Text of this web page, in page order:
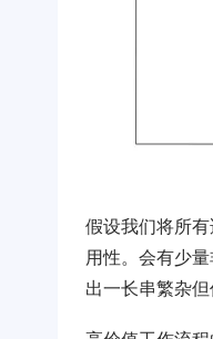
假设我们将所
用性。会有少
出一长串繁杂